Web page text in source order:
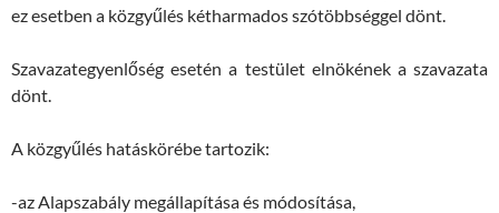
ez esetben a közgyűlés kétharmados szótöbbséggel dönt.
Szavazategyenlőség esetén a testület elnökének a szavazata
dönt.
A közgyűlés hatáskörébe tartozik:
-az Alapszabály megállapítása és módosítása,